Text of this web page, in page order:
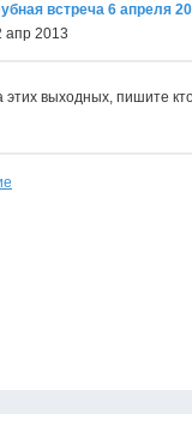
встреча 6 апреля
апр 2013
этих выходных, пишите